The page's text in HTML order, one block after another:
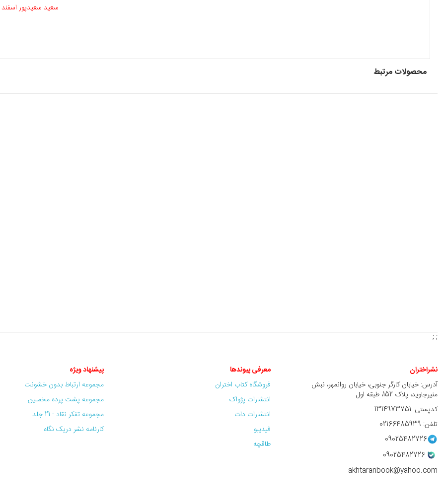
سعید سعیدپور اسفند ۷۶
محصولات مرتبط
; ;
نشراختران
آدرس: خیابان کارگر جنوبی، خیابان روانمهر، نبش
منیرجاوید، پلاک 152، طبقه اول
کدپستی: 1314973751
تلفن: 02166485939
09025482726
09025482726
akhtaranbook@yahoo.com
معرفی پیوندها
فروشگاه کتاب اختران
انتشارات پژواک
انتشارات دات
فیدیبو
طاقچه
پیشنهاد ویژه
مجموعه ارتباط بدون خشونت
مجموعه پشت پرده مخملین
مجموعه تفکر نقاد - 21 جلد
کارنامه نشر دریک نگاه